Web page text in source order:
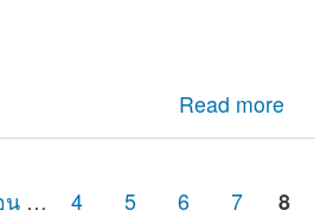
Read more
ากต่างชาติ ถูกปลดออกจากผู้ดูแลเพจ
ไม่มีบทบาทใดๆเกี่ยวกับเพจ
น … 4 5 6 7
8